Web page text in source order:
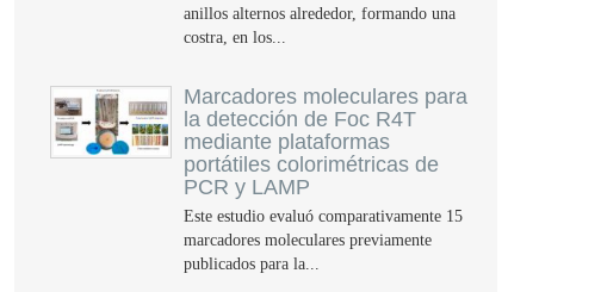
anillos alternos alrededor, formando una
costra, en los...
Marcadores moleculares para
la detección de Foc R4T
mediante plataformas
portátiles colorimétricas de
PCR y LAMP
Este estudio evaluó comparativamente 15
marcadores moleculares previamente
publicados para la...